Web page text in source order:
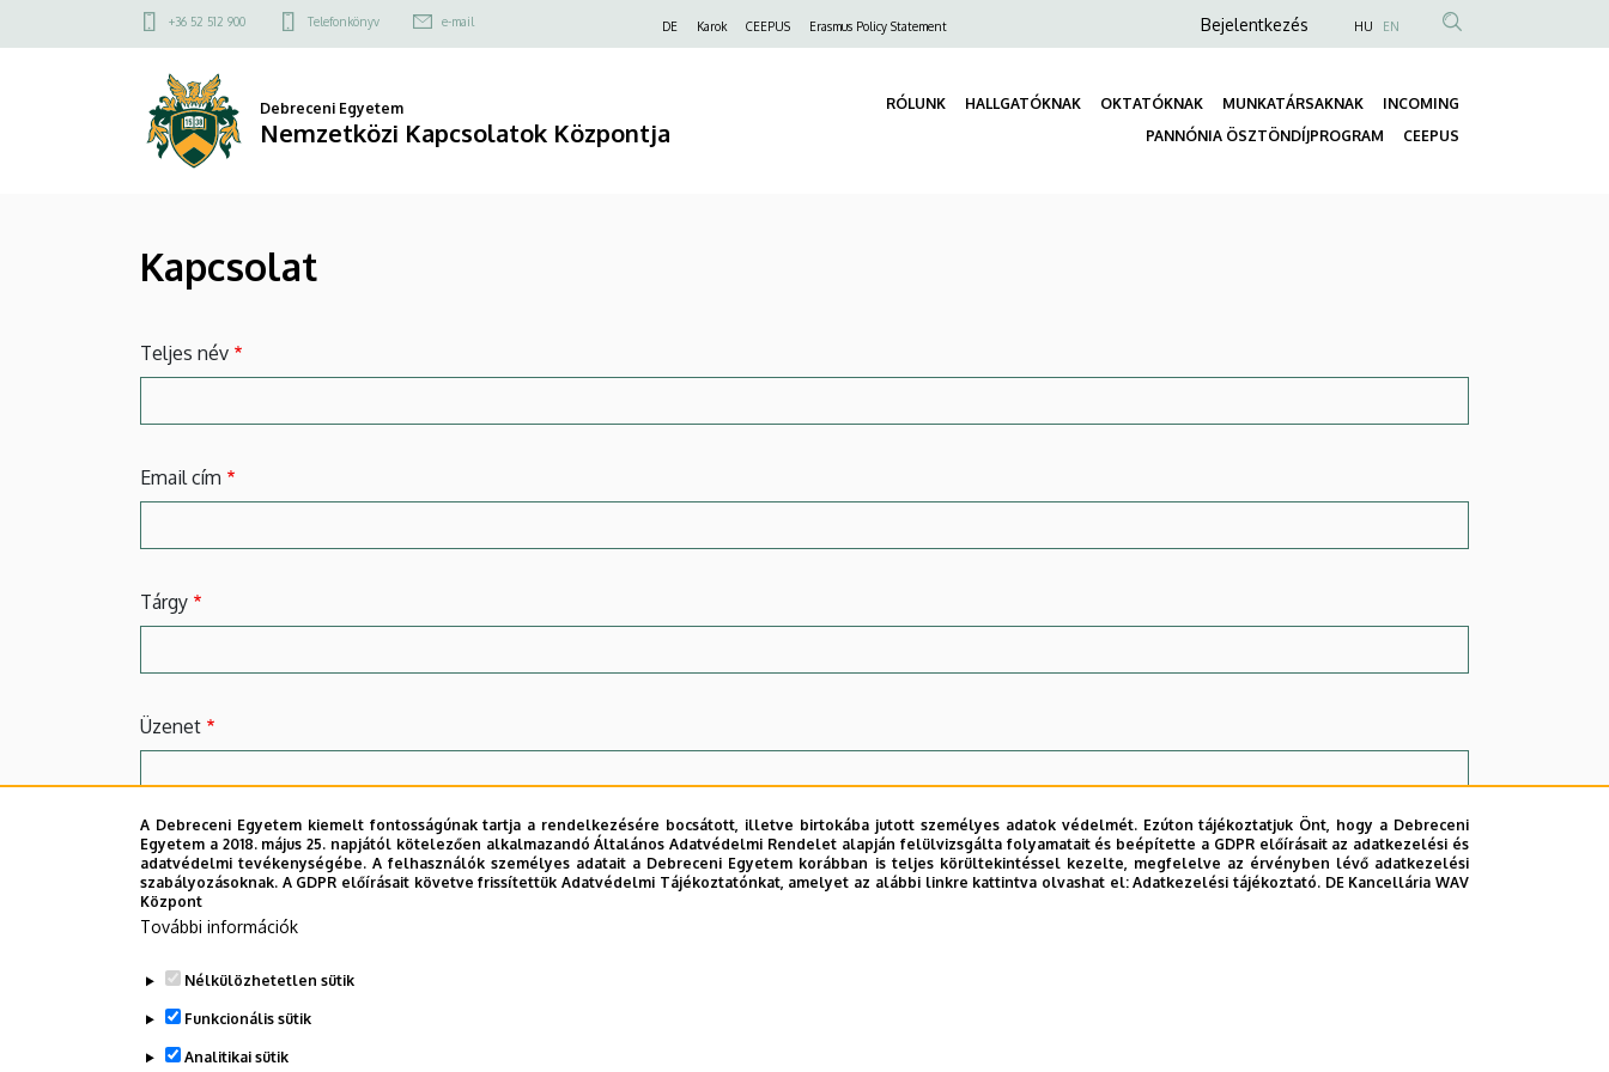
Kapcsolat
Nemzetközi
Kapcsolatok
a
Felső
menü
+36 52 512 900 Telefonkönyv e-mail DE Karok CEEPUS Erasmus Policy Statement
Anonim
fiók
menüje
Bejelentkezés HU EN
Debreceni Egyetem
Nemzetközi Kapcsolatok Központja
RÓLUNK HALLGATÓKNAK OKTATÓKNAK MUNKATÁRSAKNAK
INCOMING
PANNÓNIA ÖSZTÖNDÍJPROGRAM
CEEPUS
Kapcsolat
Teljes név
Email cím
Tárgy
Üzenet
AzAdatkezelési tájékoztatót
A Debreceni Egyetem kiemelt fontosságúnak tartja a rendelkezésére bocsátott, illetve birtokába jutott személyes adatok védelmét. Ezúton tájékoztatjuk Önt, hogy a Debreceni
Egyetem a 2018. május 25. napjától kötelezően alkalmazandó Általános Adatvédelmi Rendelet alapján felülvizsgálta folyamatait és beépítette a GDPR előírásait az adatkezelési és
adatvédelmi tevékenységébe. A felhasználók személyes adatait a Debreceni Egyetem korábban is teljes körültekintéssel kezelte, megfelelve az érvényben lévő adatkezelési
szabályozásoknak. A GDPR előírásait követve frissítettük Adatvédelmi Tájékoztatónkat, amelyet az alábbi linkre kattintva olvashat el:Adatkezelési tájékoztató. DE Kancellária WAV
Központ
További információk
Nélkülözhetetlen sütik
Funkcionális sütik
Analitikai sütik